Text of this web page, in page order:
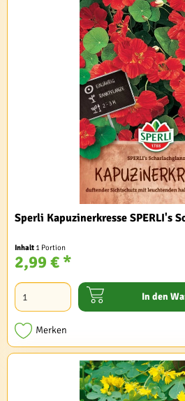
Sperli Kapuzinerkresse SPERLI's
Inhalt 1 Portion
2,99 € *
In den
Merken